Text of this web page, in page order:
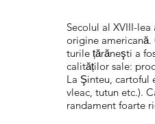
Secolul al XVIII-
origine
turile țărăneşti a
calităților sale:
La Şinteu, cartoful
vleac, tutun etc.).
randament foarte